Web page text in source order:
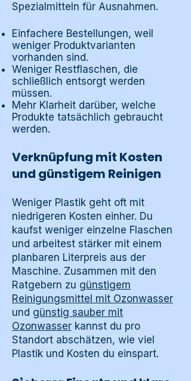
Spezialmitteln für Ausnahmen.
Einfachere Bestellungen, weil
weniger Produktvarianten
vorhanden sind.
Weniger Restflaschen, die
schließlich entsorgt werden
müssen.
Mehr Klarheit darüber, welche
Produkte tatsächlich gebraucht
werden.
Verknüpfung mit Kosten
und günstigem Reinigen
Weniger Plastik geht oft mit
niedrigeren Kosten einher. Du
kaufst weniger einzelne Flaschen
und arbeitest stärker mit einem
planbaren Literpreis aus der
Maschine. Zusammen mit den
Ratgebern zu günstigem
Reinigungsmittel mit Ozonwasser
und günstig sauber mit
Ozonwasser kannst du pro
Standort abschätzen, wie viel
Plastik und Kosten du einspart.